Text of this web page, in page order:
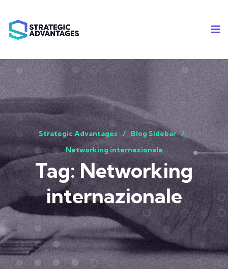
Strategic Advantages
Blog Sidebar
Networking internazionale
Tag:Networking
internazionale